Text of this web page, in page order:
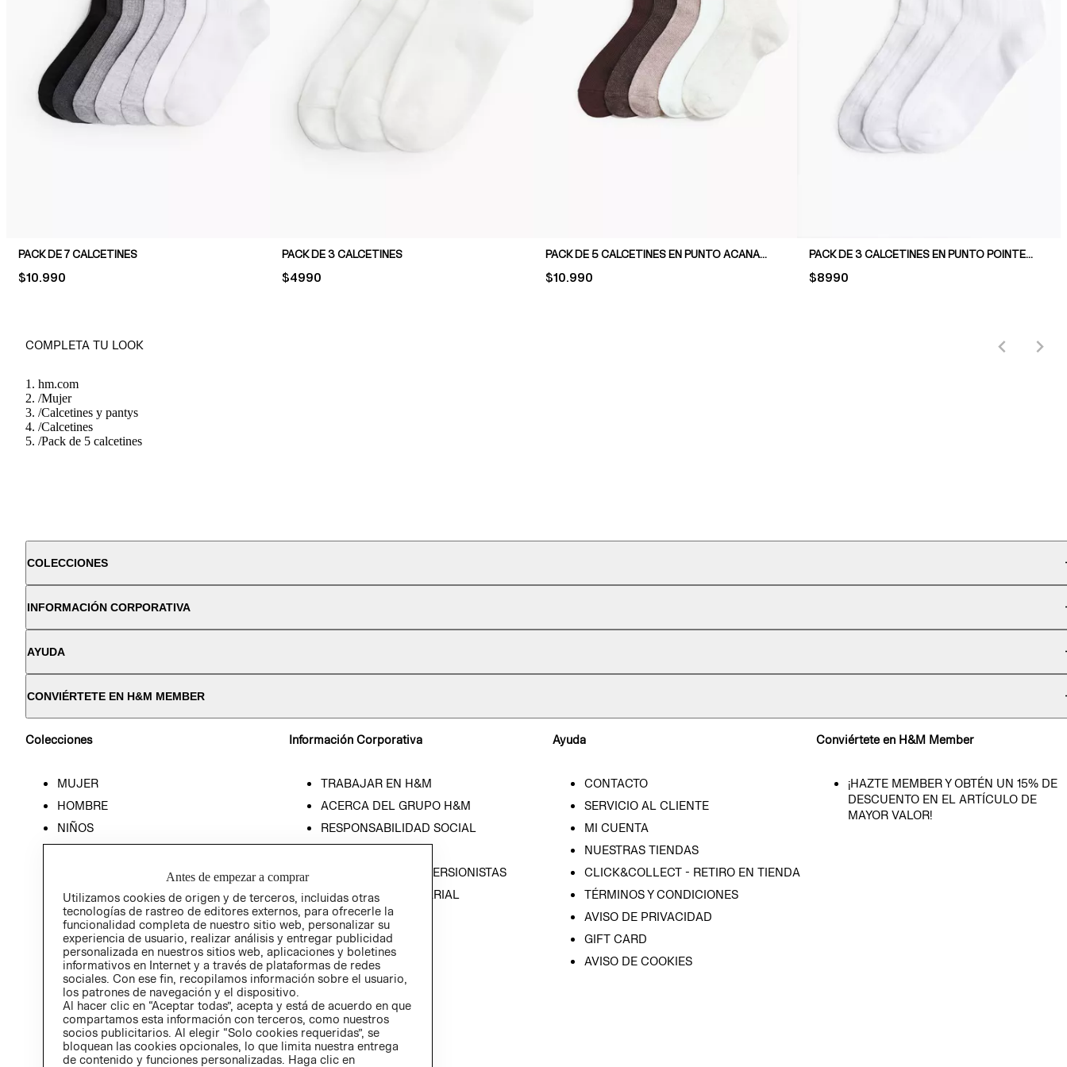
PACK DE 7 CALCETINES
PRICE:
$10.990
PACK DE 3 CALCETINES
PRICE:
$4990
PACK DE 5 CALCETINES EN PUNTO ACANALADO
PRICE:
$10.990
PACK DE 3 CALCETINES EN PUNTO POINTELLE
PRICE:
$8990
COMPLETA TU LOOK
hm.com
/Mujer
/Calcetines y pantys
/Calcetines
/Pack de 5 calcetines
COLECCIONES
INFORMACIÓN CORPORATIVA
AYUDA
CONVIÉRTETE EN H&M MEMBER
Colecciones
MUJER
HOMBRE
NIÑOS
Información Corporativa
TRABAJAR EN H&M
ACERCA DEL GRUPO H&M
RESPONSABILIDAD SOCIAL
RELACIÓN CON INVERSIONISTAS
POLÍTICA EMPRESARIAL
Ayuda
CONTACTO
SERVICIO AL CLIENTE
MI CUENTA
NUESTRAS TIENDAS
CLICK&COLLECT - RETIRO EN TIENDA
TÉRMINOS Y CONDICIONES
AVISO DE PRIVACIDAD
GIFT CARD
AVISO DE COOKIES
Conviértete en H&M Member
¡HAZTE MEMBER Y OBTÉN UN 15% DE
DESCUENTO EN EL ARTÍCULO DE
MAYOR VALOR!
Antes de empezar a comprar
Utilizamos cookies de origen y de terceros, incluidas otras
tecnologías de rastreo de editores externos, para ofrecerle la
funcionalidad completa de nuestro sitio web, personalizar su
experiencia de usuario, realizar análisis y entregar publicidad
personalizada en nuestros sitios web, aplicaciones y boletines
informativos en Internet y a través de plataformas de redes
sociales. Con ese fin, recopilamos información sobre el usuario,
los patrones de navegación y el dispositivo.
Al hacer clic en “Aceptar todas”, acepta y está de acuerdo en que
compartamos esta información con terceros, como nuestros
socios publicitarios. Al elegir “Solo cookies requeridas”, se
bloquean las cookies opcionales, lo que limita nuestra entrega
de contenido y funciones personalizadas. Haga clic en